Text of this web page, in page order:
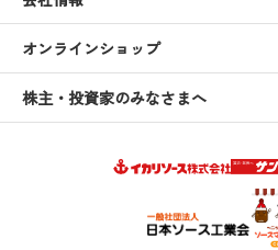
オンラインショップ
株主・投資家のみなさまへ